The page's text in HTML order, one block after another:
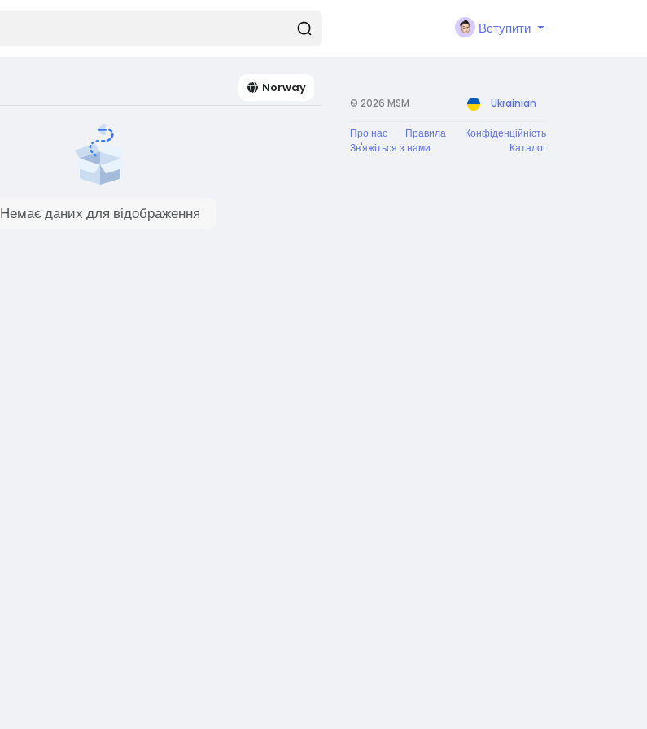
Вступити
Norway
Немає даних для відображення
© 2026 MSM Ukrainian
Про нас Правила
Конфіденційність
Зв'яжіться з нами
Каталог